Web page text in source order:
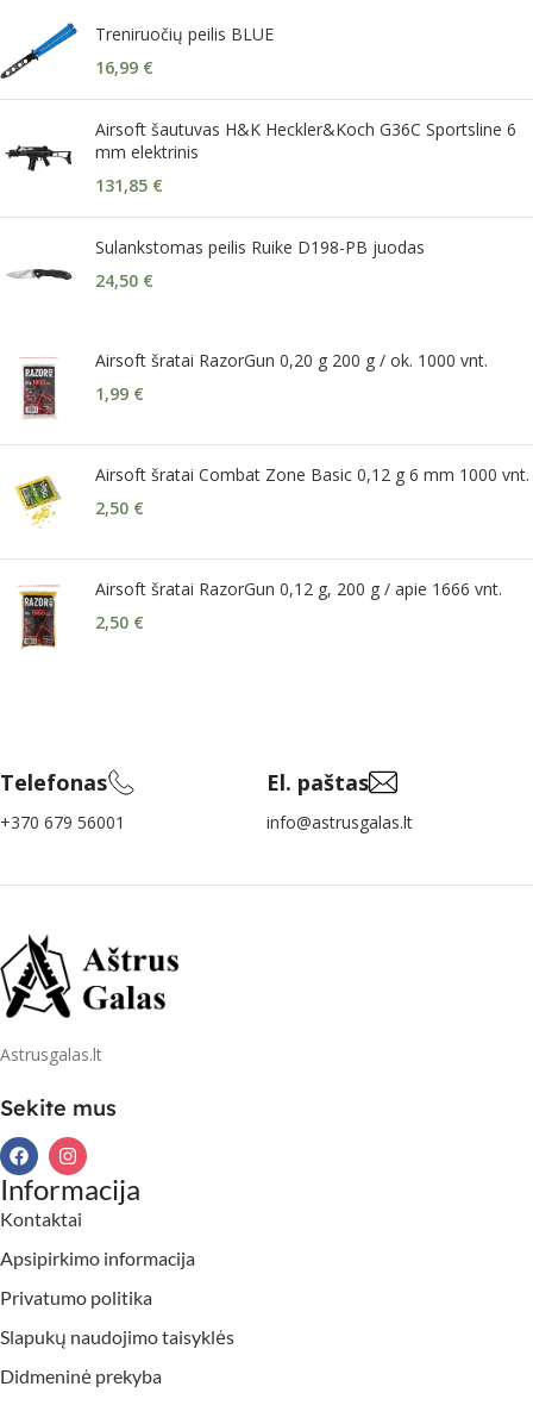
Treniruočių peilis BLUE
16,99 €
Airsoft šautuvas H&K Heckler&Koch G36C Sportsline 6
mm elektrinis
131,85 €
Sulankstomas peilis Ruike D198-PB juodas
24,50 €
Airsoft šratai RazorGun 0,20 g 200 g / ok. 1000 vnt.
1,99 €
Airsoft šratai Combat Zone Basic 0,12 g 6 mm 1000 vnt.
2,50 €
Airsoft šratai RazorGun 0,12 g, 200 g / apie 1666 vnt.
2,50 €
Telefonas
+370 679 56001
El. paštas
info@astrusgalas.lt
Astrusgalas.lt
Sekite mus
Informacija
Kontaktai
Apsipirkimo informacija
Privatumo politika
Slapukų naudojimo taisyklės
Didmeninė prekyba